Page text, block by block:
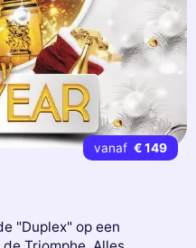
vanaf € 149
"Duplex" op een